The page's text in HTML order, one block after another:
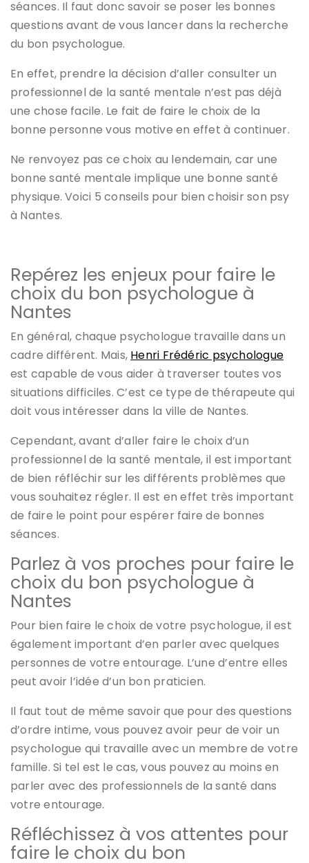
séances. Il faut donc savoir se poser les bonnes
questions avant de vous lancer dans la recherche
du bon psychologue.
En effet, prendre la décision d’aller consulter un
professionnel de la santé mentale n’est pas déjà
une chose facile. Le fait de faire le choix de la
bonne personne vous motive en effet à continuer.
Ne renvoyez pas ce choix au lendemain, car une
bonne santé mentale implique une bonne santé
physique. Voici 5 conseils pour bien choisir son psy
à Nantes.
Repérez les enjeux pour faire le
choix du bon psychologue à
Nantes
En général, chaque psychologue travaille dans un
cadre différent. Mais, Henri Frédéric psychologue
est capable de vous aider à traverser toutes vos
situations difficiles. C’est ce type de thérapeute qui
doit vous intéresser dans la ville de Nantes.
Cependant, avant d’aller faire le choix d’un
professionnel de la santé mentale, il est important
de bien réfléchir sur les différents problèmes que
vous souhaitez régler. Il est en effet très important
de faire le point pour espérer faire de bonnes
séances.
Parlez à vos proches pour faire le
choix du bon psychologue à
Nantes
Pour bien faire le choix de votre psychologue, il est
également important d’en parler avec quelques
personnes de votre entourage. L’une d’entre elles
peut avoir l’idée d’un bon praticien.
Il faut tout de même savoir que pour des questions
d’ordre intime, vous pouvez avoir peur de voir un
psychologue qui travaille avec un membre de votre
famille. Si tel est le cas, vous pouvez au moins en
parler avec des professionnels de la santé dans
votre entourage.
Réfléchissez à vos attentes pour
faire le choix du bon